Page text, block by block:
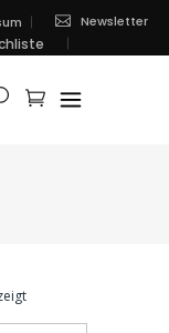
Newsletter